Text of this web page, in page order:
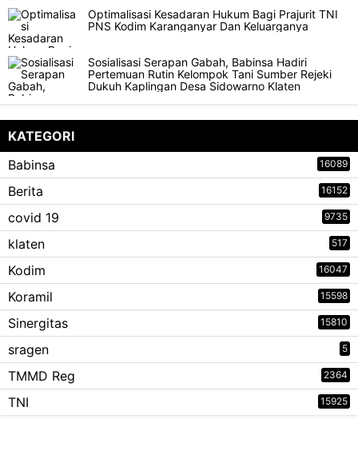
Optimalisasi Kesadaran Hukum Bagi Prajurit TNI
PNS Kodim Karanganyar Dan Keluarganya
Sosialisasi Serapan Gabah, Babinsa Hadiri
Pertemuan Rutin Kelompok Tani Sumber Rejeki
Dukuh Kaplingan Desa Sidowarno Klaten
KATEGORI
Babinsa
16089
Berita 16152
covid 19 9735
klaten 517
Kodim 16047
Koramil 15598
Sinergitas 15810
sragen 5
TMMD Reg 2364
TNI 15925